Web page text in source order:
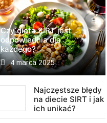
Czy dieta SIRT jest
odpowiednia dla
każdego?
4 marca 2025
Najczęstsze błędy
na diecie SIRT i jak
ich unikać?